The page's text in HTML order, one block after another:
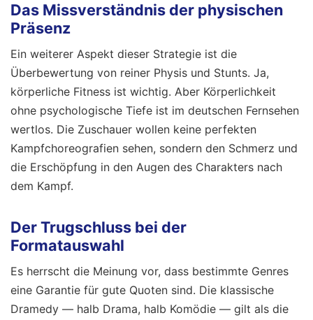
Das Missverständnis der physischen
Präsenz
Ein weiterer Aspekt dieser Strategie ist die
Überbewertung von reiner Physis und Stunts. Ja,
körperliche Fitness ist wichtig. Aber Körperlichkeit
ohne psychologische Tiefe ist im deutschen Fernsehen
wertlos. Die Zuschauer wollen keine perfekten
Kampfchoreografien sehen, sondern den Schmerz und
die Erschöpfung in den Augen des Charakters nach
dem Kampf.
Der Trugschluss bei der
Formatauswahl
Es herrscht die Meinung vor, dass bestimmte Genres
eine Garantie für gute Quoten sind. Die klassische
Dramedy — halb Drama, halb Komödie — gilt als die